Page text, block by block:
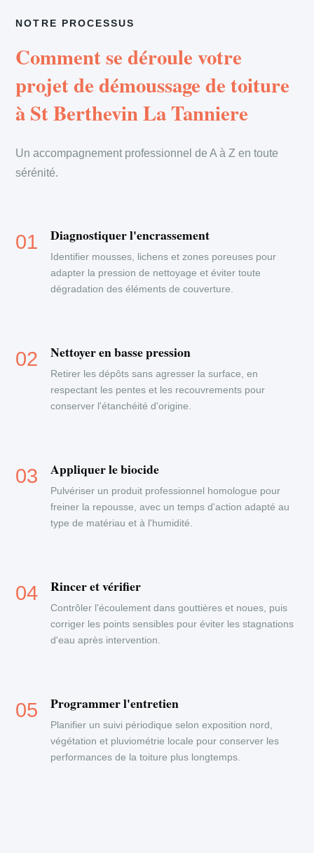
NOTRE PROCESSUS
Comment se déroule votre
projet de démoussage de toiture
à St Berthevin La Tanniere
Un accompagnement professionnel de A à Z en toute
sérénité.
Diagnostiquer l'encrassement
Identifier mousses, lichens et zones poreuses pour
adapter la pression de nettoyage et éviter toute
dégradation des éléments de couverture.
Nettoyer en basse pression
Retirer les dépôts sans agresser la surface, en
respectant les pentes et les recouvrements pour
conserver l'étanchéité d'origine.
Appliquer le biocide
Pulvériser un produit professionnel homologue pour
freiner la repousse, avec un temps d'action adapté au
type de matériau et à l'humidité.
Rincer et vérifier
Contrôler l'écoulement dans gouttières et noues, puis
corriger les points sensibles pour éviter les stagnations
d'eau après intervention.
Programmer l'entretien
Planifier un suivi périodique selon exposition nord,
végétation et pluviométrie locale pour conserver les
performances de la toiture plus longtemps.